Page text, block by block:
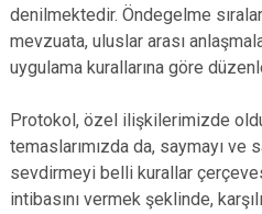
denilmektedir. Öndegelme
mevzuata, uluslar arası
uygulama kurallarına göre
Protokol, özel ilişkilerimizde
temaslarımızda da, saymayı ve
sevdirmeyi belli kurallar
intibasını vermek şeklinde,